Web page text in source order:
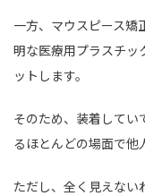
一方、マウスピース矯
明な医療用プラスチッ
ットします。
そのため、装着してい
るほとんどの場面で他
ただし、全く見えない